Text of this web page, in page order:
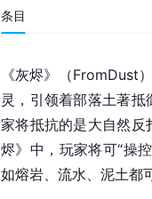
条目
《灰烬》（FromDust
灵，引领着部落土著
家将抵抗的是大自然反
烬》中，玩家将可“操
如熔岩、流水、泥土都